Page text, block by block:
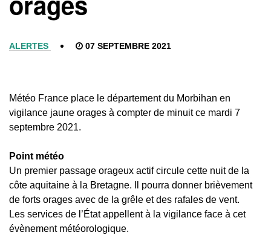
ALERTES 07 SEPTEMBRE 2021
Météo France place le département du Morbihan en
vigilance jaune orages à compter de minuit ce mardi 7
septembre 2021.
Point météo
Un premier passage orageux actif circule cette nuit de la
côte aquitaine à la Bretagne. Il pourra donner brièvement
de forts orages avec de la grêle et des rafales de vent.
Les services de l’État appellent à la vigilance face à cet
évènement météorologique.